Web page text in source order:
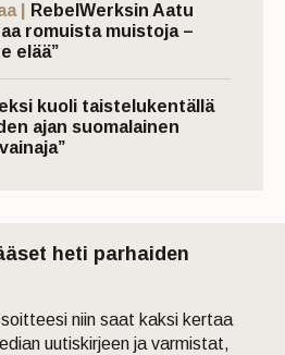
|
RebelWerksin Aatu
romuista muistoja –
elää”
kuoli taistelukentällä
ajan suomalainen
heti parhaiden
niin saat kaksi kertaa
uutiskirjeen ja varmistat,